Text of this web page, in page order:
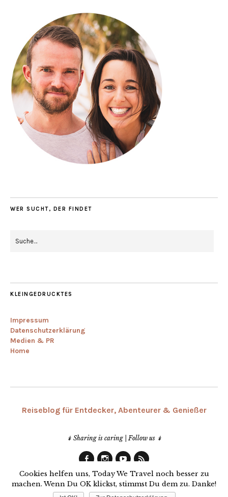
WER SUCHT, DER FINDET
KLEINGEDRUCKTES
Impressum
Datenschutzerklärung
Medien & PR
Home
Reiseblog für Entdecker, Abenteurer & Genießer
↡ Sharing is caring | Follow us ↡
Facebook
Instagram
Youtube
RSS
© 2013-2019 Today We Travel | Made with ♥ in Bremen | Germany
Cookies helfen uns, Today We Travel noch besser zu
machen. Wenn Du OK klickst, stimmst Du dem zu. Danke!